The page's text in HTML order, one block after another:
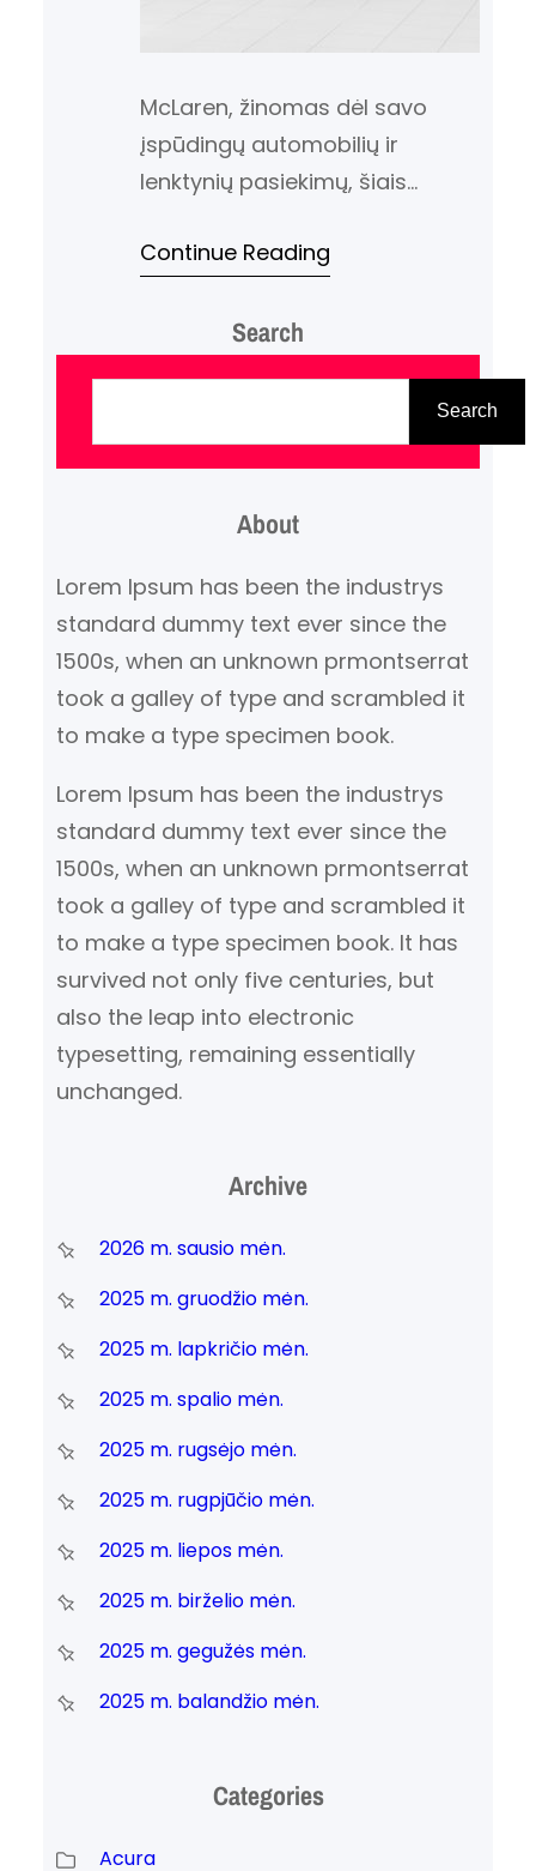
McLaren, žinomas dėl savo
įspūdingų automobilių ir
lenktynių pasiekimų, šiais
Festival of Speed“ renginyje su
yra svarbi dalis McLaren 50-
pristatyti legendiniai modeliai iš
automobilių gamintojo istorinio
paveldo. Be to, renginyje bus
demonstruojami ir lenktynių bei
atspindi McLaren sėkmę
automobilių sporte. Vienas…
Continue Reading
Search
a
Search
About
Lorem Ipsum has been the industrys
standard dummy text ever since the
1500s, when an unknown prmontserrat
took a galley of type and scrambled it
to make a type specimen book.
Lorem Ipsum has been the industrys
standard dummy text ever since the
1500s, when an unknown prmontserrat
took a galley of type and scrambled it
to make a type specimen book. It has
survived not only five centuries, but
also the leap into electronic
typesetting, remaining essentially
unchanged.
Archive
2026 m. sausio mėn.
2025 m. gruodžio mėn.
2025 m. lapkričio mėn.
2025 m. spalio mėn.
2025 m. rugsėjo mėn.
2025 m. rugpjūčio mėn.
2025 m. liepos mėn.
2025 m. birželio mėn.
2025 m. gegužės mėn.
2025 m. balandžio mėn.
Categories
Acura